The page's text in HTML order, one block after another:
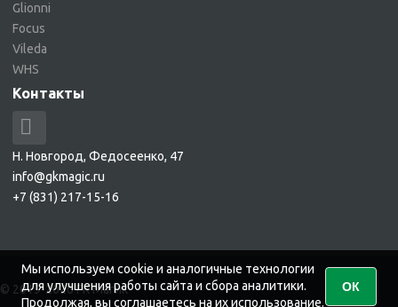
Glionni
Focus
Vileda
WHS
Контакты
Н. Новгород, Федосеенко, 47
info@gkmagic.ru
+7 (831) 217-15-16
© 2019-2026 ГК Магик
Мы используем cookie и аналогичные технологии
для улучшения работы сайта и сбора аналитики.
Продолжая, вы соглашаетесь на их использование.
ОК